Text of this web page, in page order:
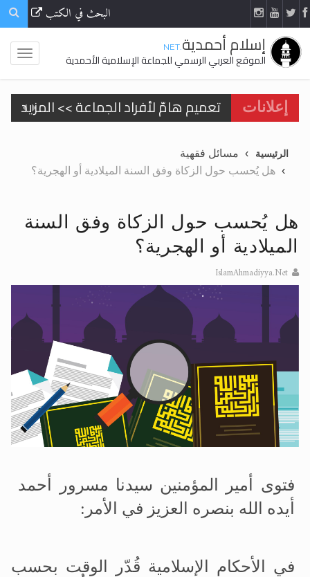
البحث في الكتب
إسلام أحمدية.NET
الموقع العربي الرسمي للجماعة الإسلامية الأحمدية
إعلانات تعميم هامّ لأفراد الجماعة >> المزيد
الحجّ.. دلالات، حِكم، وأهداف >> المزيد
اقرأ هذا المقال في أهمية عيد
اقرأ هذا المقال في أهمية عيد
الحجّ.. دلالات، حِكم، وأهداف >> المزيد
تعميم هامّ لأفراد الجماعة >> المزيد
الرئيسية
مسائل فقهية
هل يُحسب حول الزكاة وفق السنة الميلادية أو الهجرية؟
هل يُحسب حول الزكاة وفق السنة
الميلادية أو الهجرية؟
IslamAhmadiyya.Net
فتوى أمير المؤمنين سيدنا مسرور أحمد
أيده الله بنصره العزيز في الأمر:
في الأحكام الإسلامية قُدّر الوقت بحسب